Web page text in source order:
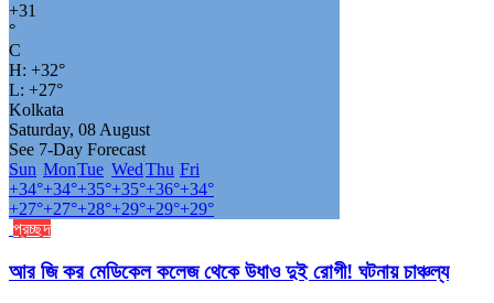
+31
°
C
H: +32°
L: +27°
Kolkata
Saturday, 08 August
See 7-Day Forecast
Sun MonTue WedThu Fri
+34°+34°+35°+35°+36°+34°
+27°+27°+28°+29°+29°+29°
প্রচ্ছদ
আর জি কর মেডিকেল কলেজ থেকে উধাও দুই রোগী! ঘটনায় চাঞ্চল্য